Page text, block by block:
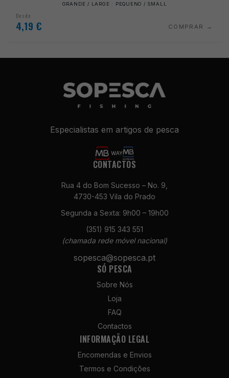
GRANDE / LARGE · PEQUENO / SMALL
Desde
4,19 € COMPRAR
Especialistas em artigos de pesca
CONTACTOS
Rua 4 do Bom Sucesso – No. 9,
4730-453 Vila do Prado
Segunda a Sexta: 9h00 – 19h00
(351) 915 343 551
(chamada rede móvel nacional)
sopesca@sopesca.pt
SÓ PESCA
Sobre Nós
Loja
FAQ
Contactos
INFORMAÇÃO LEGAL
Encomendas e Envios
Termos e Condições
Necessários
Estes cookies
não são
opcionais. São
necessários
para o
Estatísticas
Para que
possamos
melhorar a